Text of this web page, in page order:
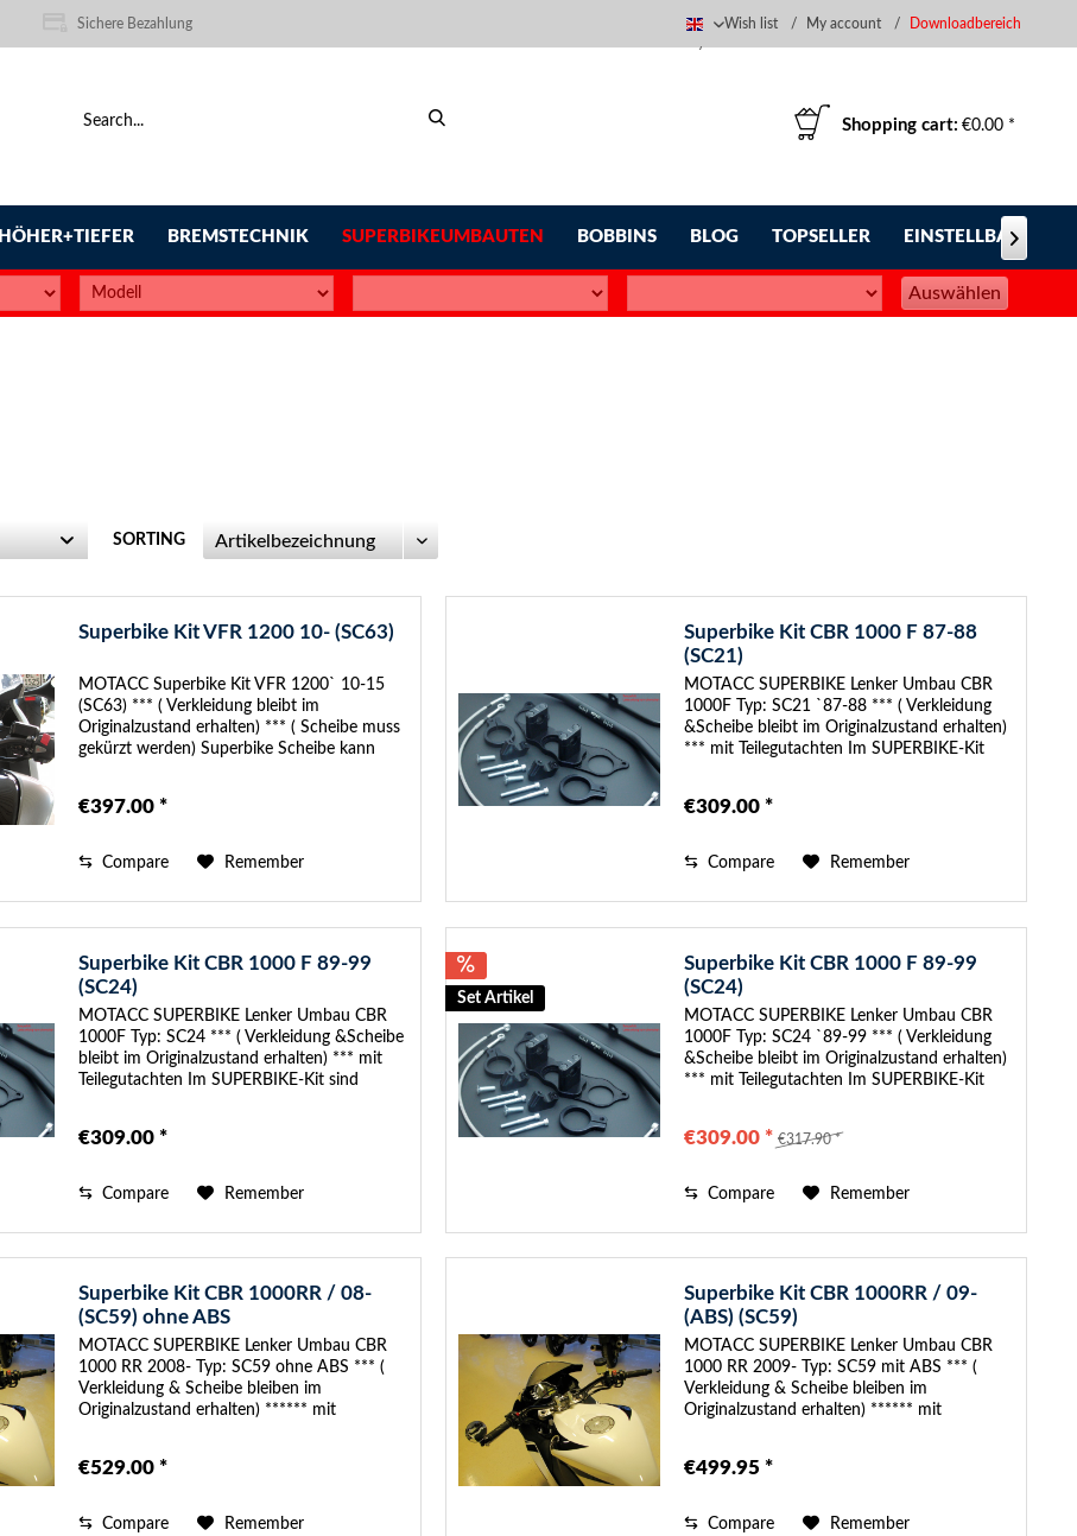
Sichere Bezahlung
English
Wish list My account Downloadbereich
Shopping cart: €0.00 *
HÖHER+TIEFER BREMSTECHNIK SUPERBIKEUMBAUTEN BOBBINS BLOG TOPSELLER EINSTELLBARE

Auswählen
SORTING
Superbike Kit VFR 1200 10- (SC63)
MOTACC Superbike Kit VFR 1200` 10-15
(SC63) *** ( Verkleidung bleibt im
Originalzustand erhalten) *** ( Scheibe muss
gekürzt werden) Superbike Scheibe kann
€397.00 *
Compare Remember
Superbike Kit CBR 1000 F 87-88
(SC21)
MOTACC SUPERBIKE Lenker Umbau CBR
1000F Typ: SC21 `87-88 *** ( Verkleidung
&Scheibe bleibt im Originalzustand erhalten)
*** mit Teilegutachten Im SUPERBIKE-Kit
30mm...
€309.00 *
Compare Remember
Superbike Kit CBR 1000 F 89-99
(SC24)
MOTACC SUPERBIKE Lenker Umbau CBR
1000F Typ: SC24 *** ( Verkleidung &Scheibe
bleibt im Originalzustand erhalten) *** mit
Teilegutachten Im SUPERBIKE-Kit sind
€309.00 *
Compare Remember
Set Artikel
Superbike Kit CBR 1000 F 89-99
(SC24)
MOTACC SUPERBIKE Lenker Umbau CBR
1000F Typ: SC24 `89-99 *** ( Verkleidung
&Scheibe bleibt im Originalzustand erhalten)
*** mit Teilegutachten Im SUPERBIKE-Kit
30mm...
€309.00 * €317.90 *
Compare Remember
Superbike Kit CBR 1000RR / 08-
(SC59) ohne ABS
MOTACC SUPERBIKE Lenker Umbau CBR
1000 RR 2008- Typ: SC59 ohne ABS *** (
Verkleidung & Scheibe bleiben im
Originalzustand erhalten) ****** mit
Easy Mounting...
€529.00 *
Compare Remember
Superbike Kit CBR 1000RR / 09-
(ABS) (SC59)
MOTACC SUPERBIKE Lenker Umbau CBR
1000 RR 2009- Typ: SC59 mit ABS *** (
Verkleidung & Scheibe bleiben im
Originalzustand erhalten) ****** mit
Easy Mounting...
€499.95 *
Compare Remember